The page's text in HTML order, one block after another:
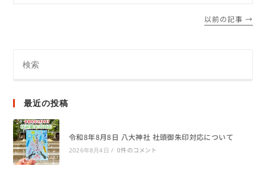
以前の記事 →
最近の投稿
令和8年8月8日 八大神社 社頭御朱印対応について
2026年8月4日 / 0件のコメント